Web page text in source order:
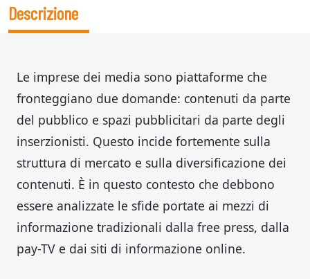
Descrizione
Le imprese dei media sono piattaforme che
fronteggiano due domande: contenuti da parte
del pubblico e spazi pubblicitari da parte degli
inserzionisti. Questo incide fortemente sulla
struttura di mercato e sulla diversificazione dei
contenuti. È in questo contesto che debbono
essere analizzate le sfide portate ai mezzi di
informazione tradizionali dalla free press, dalla
pay-TV e dai siti di informazione online.